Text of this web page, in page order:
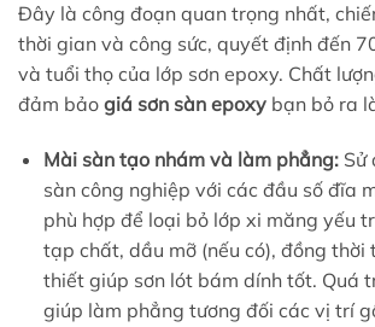
Đây là công đoạn quan trọng nhất,
thời gian và công sức, quyết định đến
và tuổi thọ của lớp sơn epoxy. Chất
đảm bảo giá sơn sàn epoxy bạn bỏ ra
Mài sàn tạo nhám và làm phẳng:Sử
sàn công nghiệp với các đầu số đĩa
phù hợp để loại bỏ lớp xi măng yếu
tạp chất, dầu mỡ (nếu có), đồng thời
thiết giúp sơn lót bám dính tốt. Quá
giúp làm phẳng tương đối các vị trí